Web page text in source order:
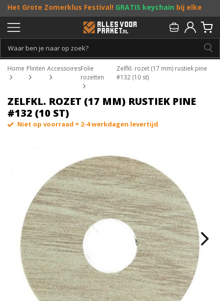
Het Grote Zomerklus Festival! GRATIS keychain bij elke
bestelling vanaf €25, entoffe acties! Doe je mee?
Persoonlijk & gratis advies:013 - 207 00 01
Home Plinten AccessoiresFolie
rozetten
Zelfkl. rozet (17 mm) rustiek pine
#132 (10 st)
ZELFKL. ROZET (17 MM) RUSTIEK PINE
#132 (10 ST)
Niet op voorraad = 2-4 werkdagen levertijd